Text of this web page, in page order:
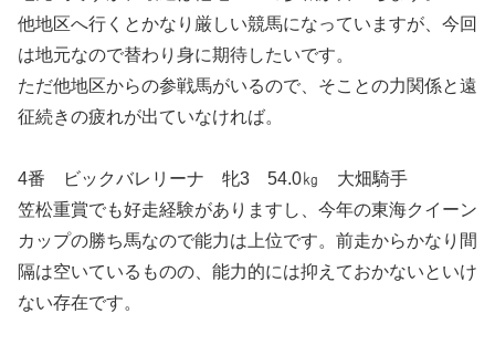
他地区へ行くとかなり厳しい競馬になっていますが、今回
は地元なので替わり身に期待したいです。
ただ他地区からの参戦馬がいるので、そことの力関係と遠
征続きの疲れが出ていなければ。
4番 ビックバレリーナ 牝3 54.0㎏ 大畑騎手
笠松重賞でも好走経験がありますし、今年の東海クイーン
カップの勝ち馬なので能力は上位です。前走からかなり間
隔は空いているものの、能力的には抑えておかないといけ
ない存在です。